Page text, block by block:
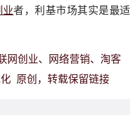
业者，利基市场其实是最适
网创业、网络营销、淘客
原创，转载保留链接